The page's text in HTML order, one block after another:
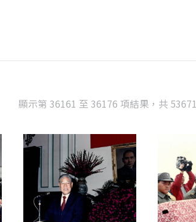
顯示第 36161 至 36176 項結果，共